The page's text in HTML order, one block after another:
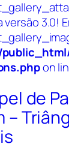
versão 3.0!
on
de
–